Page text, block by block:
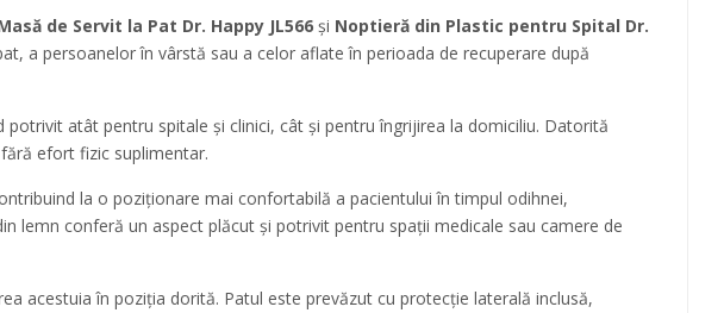
de Servit la Pat Dr. Happy JL566 și Noptieră din Plastic pentru Spital Dr.
a persoanelor în vârstă sau a celor aflate în perioada de recuperare după
atât pentru spitale și clinici, cât și pentru îngrijirea la domiciliu. Datorită
efort fizic suplimentar.
la o poziționare mai confortabilă a pacientului în timpul odihnei,
lemn conferă un aspect plăcut și potrivit pentru spații medicale sau camere de
acestuia în poziția dorită. Patul este prevăzut cu protecție laterală inclusă,